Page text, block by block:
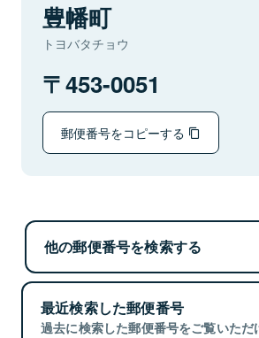
豊幡町
トヨバタチョウ
453-0051
郵便番号をコピーする
他の郵便番号を検索する
最近検索した郵便番号
過去に検索した郵便番号をご覧いただ